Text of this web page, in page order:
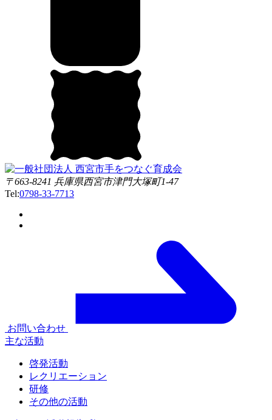
〒663-8241 兵庫県西宮市津門大塚町1-47
Tel:0798-33-7713
お問い合わせ
主な活動
啓発活動
レクリエーション
研修
その他の活動